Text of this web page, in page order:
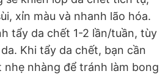
xỉn màu và nhanh lão hóa.
tẩy da chết 1-2 lần/tuần, tùy
Khi tẩy da chết, bạn cần
nhẹ nhàng để tránh làm bong